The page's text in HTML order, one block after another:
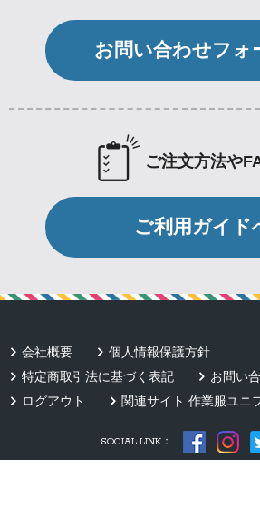
お問い合わせフォ
ご注文方法や
ご利用ガイド
会社概要
個人情報保護方針
特定商取引法に基づく表記
お問い
ログアウト
関連サイト 作業服ユニ
SOCIAL LINK：